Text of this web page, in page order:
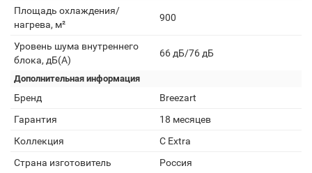
Площадь охлаждения/
нагрева, м²
900
Уровень шума внутреннего
блока, дБ(А)
66 дБ/76 дБ
Дополнительная информация
Бренд
Breezart
Гарантия
18 месяцев
Коллекция
C Extra
Страна изготовитель
Россия